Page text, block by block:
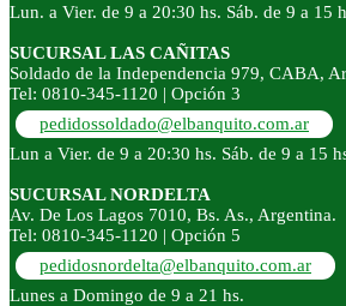
Lun. a Vier. de 9 a 20:30 hs. Sáb. de 9 a 15
SUCURSAL LAS CAÑITAS
Soldado de la Independencia 979, CABA,
Tel: 0810-345-1120 | Opción 3
pedidossoldado@elbanquito.com.ar
Lun a Vier. de 9 a 20:30 hs. Sáb. de 9 a 15
SUCURSAL NORDELTA
Av. De Los Lagos 7010, Bs. As., Argentina.
Tel: 0810-345-1120 | Opción 5
pedidosnordelta@elbanquito.com.ar
Lunes a Domingo de 9 a 21 hs.